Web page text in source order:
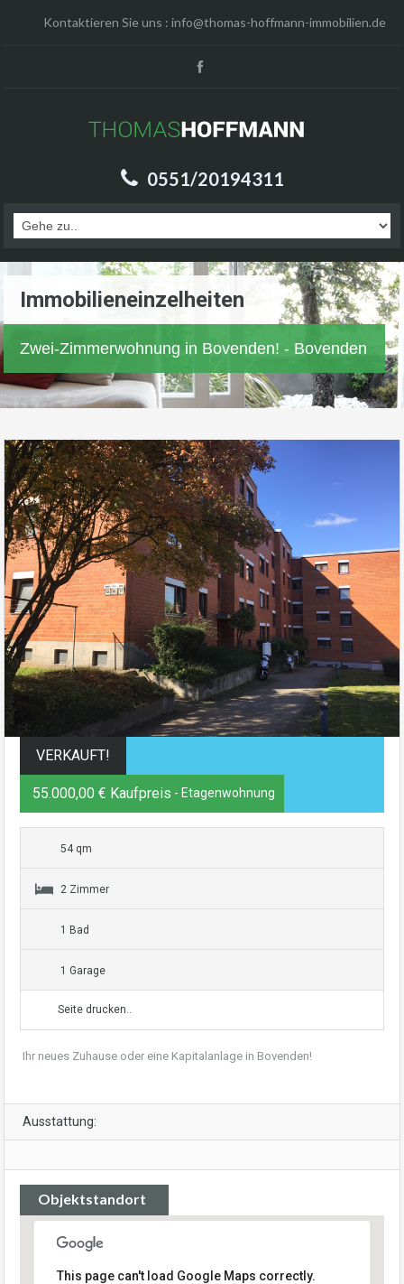
Kontaktieren Sie uns : info@thomas-hoffmann-immobilien.de
0551/20194311
Immobilieneinzelheiten
Zwei-Zimmerwohnung in Bovenden! - Bovenden
VERKAUFT!
55.000,00 € Kaufpreis - Etagenwohnung
54 qm
2 Zimmer
1 Bad
1 Garage
Seite drucken..
Ihr neues Zuhause oder eine Kapitalanlage in Bovenden!
Ausstattung:
Objektstandort
This page can't load Google Maps correctly.